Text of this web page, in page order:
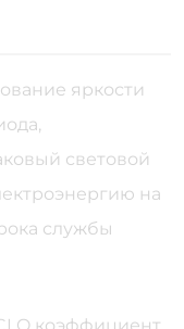
яркости
световой
на
службы